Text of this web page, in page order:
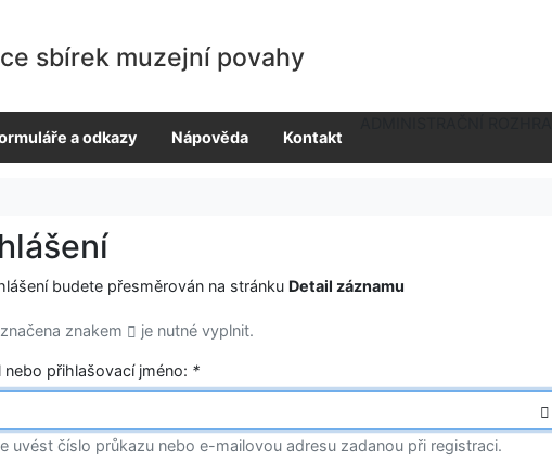
sbírek muzejní povahy
a odkazy Nápověda Kontakt
budete přesměrován na stránku Detail záznamu
znakem je nutné vyplnit.
nebo přihlašovací jméno: *
uvést číslo průkazu nebo e-mailovou adresu zadanou při registraci.